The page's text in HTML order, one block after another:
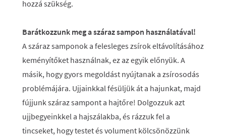
hozzá szükség.
Barátkozzunk meg a száraz sampon használatával!
A száraz samponok a felesleges zsírok eltávolításához
keményítőket használnak, ez az egyik előnyük. A
másik, hogy gyors megoldást nyújtanak a zsírosodás
problémájára. Ujjainkkal fésüljük át a hajunkat, majd
fújjunk száraz sampont a hajtőre! Dolgozzuk azt
ujjbegyeinkkel a hajszálakba, és rázzuk fel a
tincseket, hogy testet és volument kölcsönözzünk